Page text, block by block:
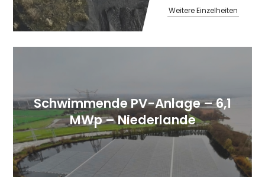
Weitere Einzelheiten
Schwimmende PV-Anlage – 6,1
MWp – Niederlande